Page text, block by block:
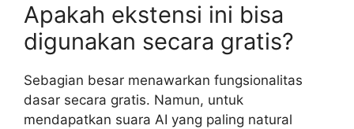
Apakah ekstensi ini bisa
digunakan secara gratis?
Sebagian besar menawarkan fungsionalitas
dasar secara gratis. Namun, untuk
mendapatkan suara AI yang paling natural